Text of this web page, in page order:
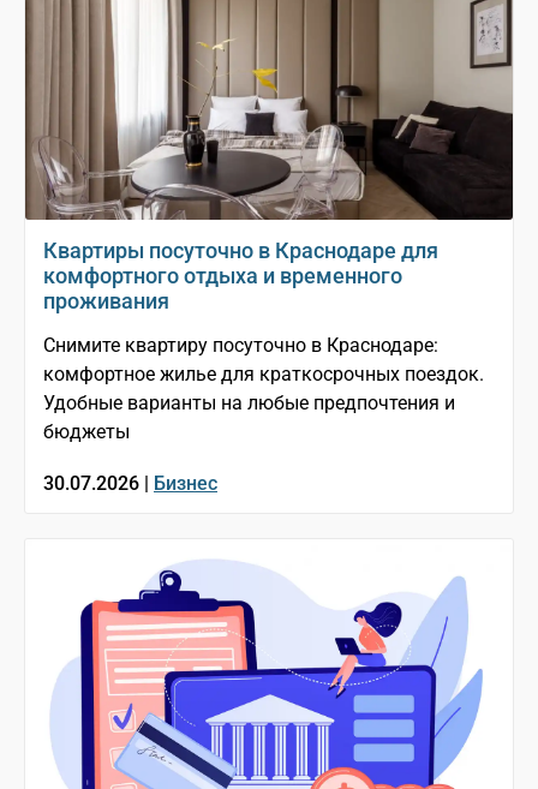
Квартиры посуточно в Краснодаре для
комфортного отдыха и временного
проживания
Снимите квартиру посуточно в Краснодаре:
комфортное жилье для краткосрочных поездок.
Удобные варианты на любые предпочтения и
бюджеты
30.07.2026 | Бизнес